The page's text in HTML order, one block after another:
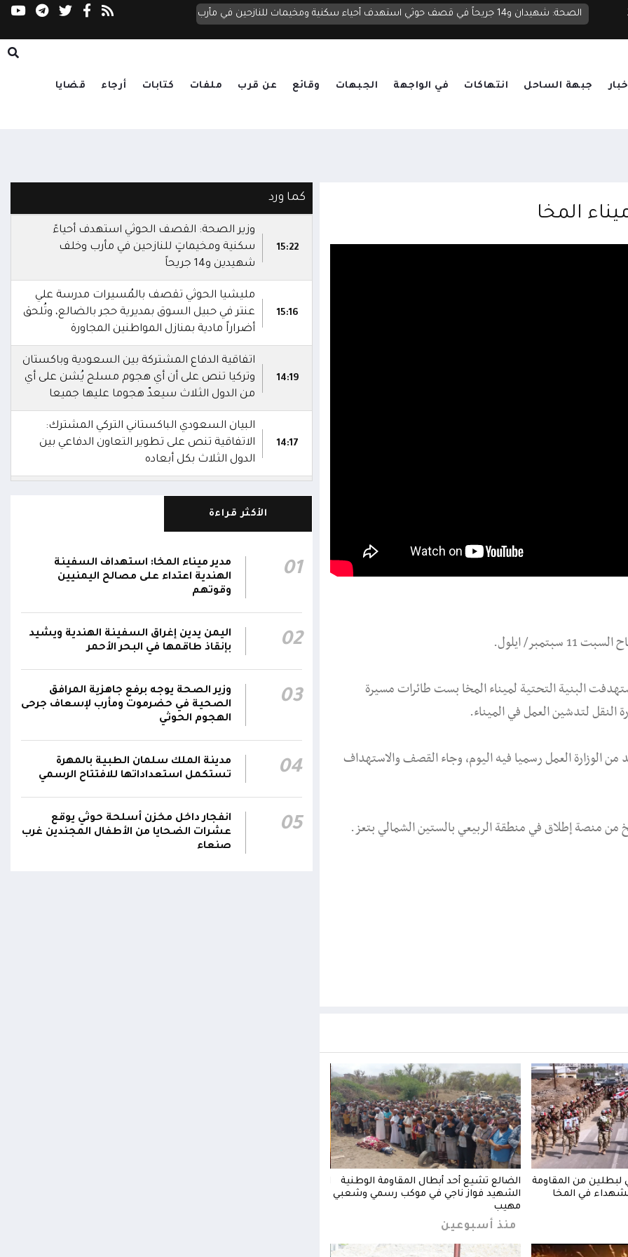
الصحة: شهيدان و14 جريحاً في قصف حوثي استهدف أحياء سكنية ومخيمات للنازحين في مأرب مليشيا الحوثي تنسف حصن «المعلا» الأثري في
جبهة الساحل انتهاكات في الواجهة الجبهات وقائع عن قرب ملفات كتابات أرجاء قضايا
المخا
ايلول.
البنية التحتية لميناء المخا بست طائرات مسيرة
لتدشين العمل في الميناء.
الوزارة العمل رسميا فيه اليوم، وجاء القصف والاستهداف
منصة إطلاق في منطقة الربيعي بالستين الشمالي بتعز.
من المقاومة
في المخا
الضالع تشيع أحد أبطال المقاومة الوطنية
الشهيد فواز ناجي في موكب رسمي وشعبي
مهيب
منذ أسبوعين
كما ورد
15:22
وزير الصحة: القصف الحوثي استهدف أحياءً
سكنية ومخيماتٍ للنازحين في مأرب وخلف
شهيدين و14 جريحاً
15:16
مليشيا الحوثي تقصف بالمُسيرات مدرسة علي
عنتر في حبيل السوق بمديرية حجر بالضالع، وتُلحق
أضراراً مادية بمنازل المواطنين المجاورة
14:19
اتفاقية الدفاع المشتركة بين السعودية وباكستان
وتركيا تنص على أن أي هجوم مسلح يُشن على أي
من الدول الثلاث سيعدّ هجوما عليها جميعا
14:17
البيان السعودي الباكستاني التركي المشترك:
الاتفاقية تنص على تطوير التعاون الدفاعي بين
الدول الثلاث بكل أبعاده
مشترك
بمُسيرة حوثية استهدف مواقع عسكرية لقوات
دفاع شبوة في حريب جنوبي مأرب
12:02
11:57
صاروخ حوثي يستهدف مخيماً للنازحين في مأرب
ويصيب عدداً منهم.. وصاروخ آخر يطول تجمعات
سكنية
الأكثر قراءة
01
مدير ميناء المخا: استهداف السفينة
الهندية اعتداء على مصالح اليمنيين
وقوتهم
02
اليمن يدين إغراق السفينة الهندية ويشيد
بإنقاذ طاقمها في البحر الأحمر
03
وزير الصحة يوجه برفع جاهزية المرافق
الصحية في حضرموت ومأرب لإسعاف جرحى
الهجوم الحوثي
04
مدينة الملك سلمان الطبية بالمهرة
تستكمل استعداداتها للافتتاح الرسمي
05
انفجار داخل مخزن أسلحة حوثي يوقع
عشرات الضحايا من الأطفال المجندين غرب
صنعاء